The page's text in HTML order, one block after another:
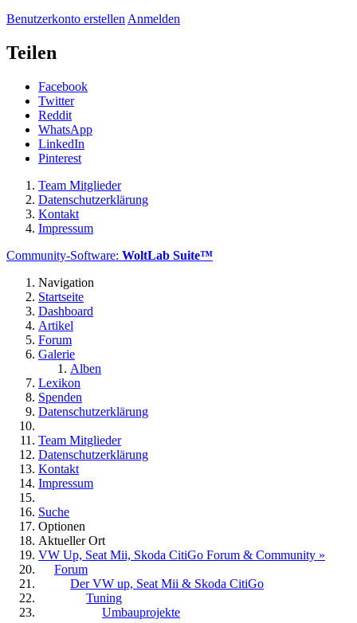
Benutzerkonto erstellenAnmelden
Teilen
Facebook
Twitter
Reddit
WhatsApp
LinkedIn
Pinterest
Team Mitglieder
Datenschutzerklärung
Kontakt
Impressum
Community-Software: WoltLab Suite™
Navigation
Startseite
Dashboard
Artikel
Forum
Galerie
Alben
Lexikon
Spenden
Datenschutzerklärung
Team Mitglieder
Datenschutzerklärung
Kontakt
Impressum
Suche
Optionen
Aktueller Ort
VW Up, Seat Mii, Skoda CitiGo Forum & Community »
Forum
Der VW up, Seat Mii & Skoda CitiGo
Tuning
Umbauprojekte